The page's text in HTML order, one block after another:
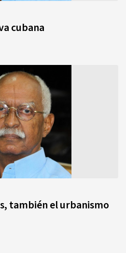
cubana
también el urbanismo